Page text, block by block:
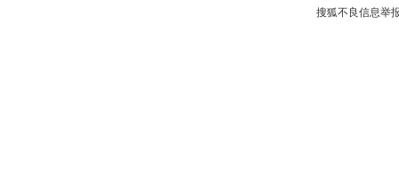
搜狐不良信息举